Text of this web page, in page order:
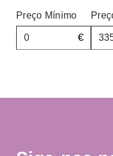
LAR
LIMPEZAS E
Preço Mínimo
€